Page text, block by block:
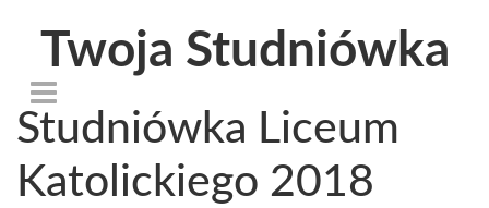
Twoja Studniówka
Studniówka Liceum
Katolickiego 2018